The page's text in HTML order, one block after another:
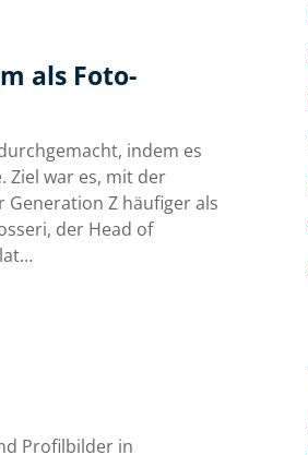
als Foto-
indem es
Ziel war es, mit der
Generation Z häufiger als
der Head of
Profilbilder in